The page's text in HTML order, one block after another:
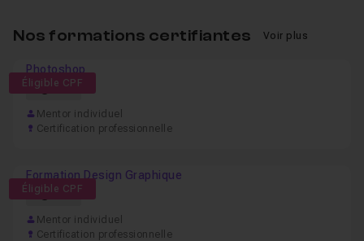
Nos formations certifiantes Voir plus
Éligible CPF
Photoshop
57h
Mentor individuel
Certification professionnelle
Éligible CPF
Formation Design Graphique
52h
Mentor individuel
Certification professionnelle